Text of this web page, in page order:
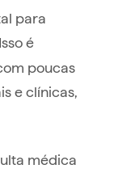
para
é
poucas
e clínicas,
médica